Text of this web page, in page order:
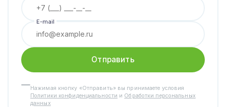
E-mail
Отправить
Нажимая кнопку «Отправить» вы принимаете условия
Политики конфиденциальности и Обработки персональных
данных